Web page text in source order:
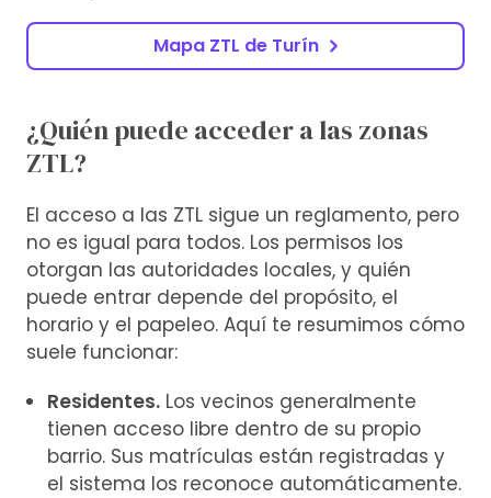
Mapa ZTL de Turín
¿Quién puede acceder a las zonas
ZTL?
El acceso a las ZTL sigue un reglamento, pero
no es igual para todos. Los permisos los
otorgan las autoridades locales, y quién
puede entrar depende del propósito, el
horario y el papeleo. Aquí te resumimos cómo
suele funcionar:
Residentes. Los vecinos generalmente
tienen acceso libre dentro de su propio
barrio. Sus matrículas están registradas y
el sistema los reconoce automáticamente.